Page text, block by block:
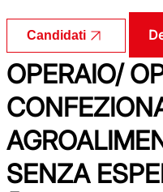
Candidati
OPERAIO/
SENZA